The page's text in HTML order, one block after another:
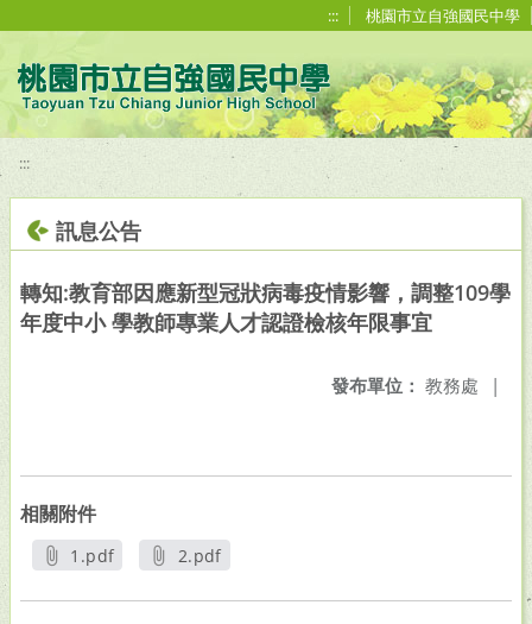
::: 桃園市立自強國民中學
:::
訊息公告
轉知:教育部因應新型冠狀病毒疫情影響，調整109學
年度中小 學教師專業人才認證檢核年限事宜
發布單位： 教務處 |
相關附件
1.pdf
2.pdf